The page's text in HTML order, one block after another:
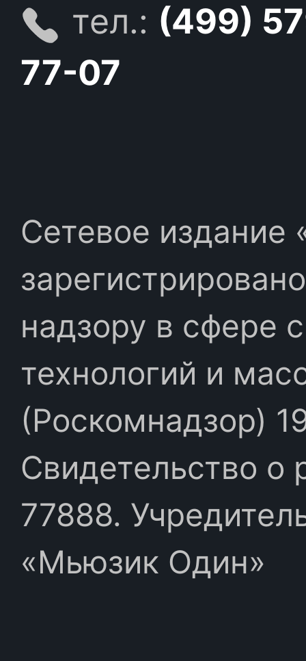
тел.: (499)
77-07
Сетевое издание
надзору в сфере
технологий и
(Роскомнадзор)
Свидетельство
77888.
«Мьюзик Один»